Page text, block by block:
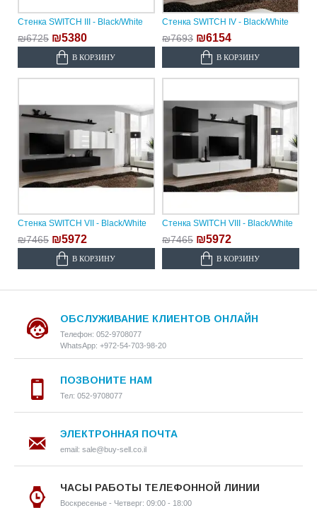
Стенка SWITCH III - Black/White
₪6725 ₪5380
В КОРЗИНУ
Стенка SWITCH IV - Black/White
₪7693 ₪6154
В КОРЗИНУ
Стенка SWITCH VII - Black/White
₪7465 ₪5972
В КОРЗИНУ
Стенка SWITCH VIII - Black/White
₪7465 ₪5972
В КОРЗИНУ
ОБСЛУЖИВАНИЕ КЛИЕНТОВ ОНЛАЙН
Телефон: 052-9708077
WhatsApp: +972-54-703-98-20
ПОЗВОНИТЕ НАМ
Тел: 052-9708077
ЭЛЕКТРОННАЯ ПОЧТА
email: sale@buy-sell.co.il
ЧАСЫ РАБОТЫ ТЕЛЕФОННОЙ ЛИНИИ
Воскресенье - Четверг: 09:00 - 18:00